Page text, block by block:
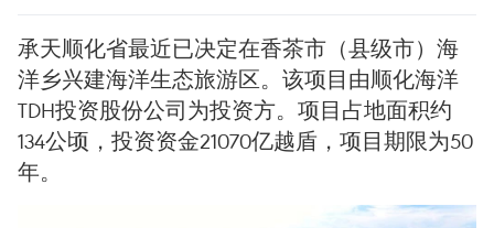
承天顺化省最近已决定在香茶市（县级市）海
洋乡兴建海洋生态旅游区。该项目由顺化海洋
TDH投资股份公司为投资方。项目占地面积约
134公顷，投资资金21070亿越盾，项目期限为50
年。